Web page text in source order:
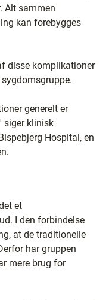
Alt sammen
kan forebygges
disse komplikationer
generelt er
siger klinisk
Hospital, en
et
I den forbindelse
at de traditionelle
har gruppen
mere brug for